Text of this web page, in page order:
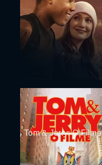
Tom & Jerry: O Filme